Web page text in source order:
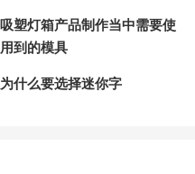
吸塑灯箱产品制作当中需要使
用到的模具
为什么要选择迷你字